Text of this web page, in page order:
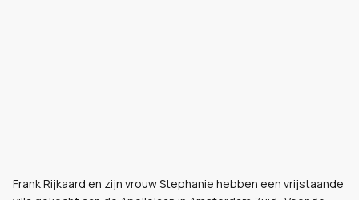
Frank Rijkaard en zijn vrouw Stephanie hebben een vrijstaande